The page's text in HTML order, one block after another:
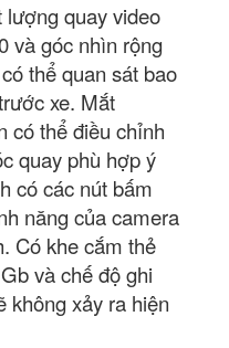
quay video
và góc nhìn rộng
thể quan sát bao
xe. Mắt
có thể điều chỉnh
quay phù hợp ý
có các nút bấm
năng của camera
Có khe cắm thẻ
và chế độ ghi
không xảy ra hiện